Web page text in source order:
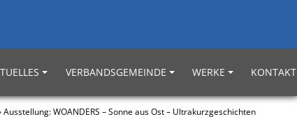
VERBANDSGEMEINDE WERKE KONTAKT
Ausstellung: WOANDERS – Sonne aus Ost – Ultrakurzgeschichten